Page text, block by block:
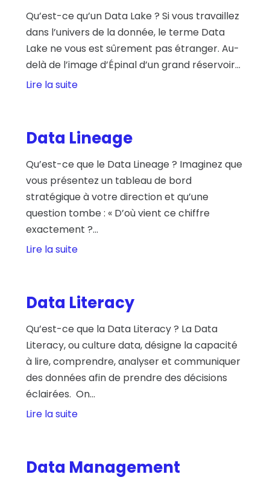
Qu’est-ce qu’un Data Lake ? Si vous travaillez
dans l’univers de la donnée, le terme Data
Lake ne vous est sûrement pas étranger. Au-
delà de l’image d’Épinal d’un grand réservoir...
Lire la suite
Data Lineage
Qu’est-ce que le Data Lineage ? Imaginez que
vous présentez un tableau de bord
stratégique à votre direction et qu’une
question tombe : « D’où vient ce chiffre
exactement ?...
Lire la suite
Data Literacy
Qu’est-ce que la Data Literacy ? La Data
Literacy, ou culture data, désigne la capacité
à lire, comprendre, analyser et communiquer
des données afin de prendre des décisions
éclairées. On...
Lire la suite
Data Management